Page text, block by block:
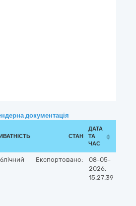
документація
СТАН
ДАТА
ТА
ЧАС
Експортовано:
08-05-
2026,
15:27:39